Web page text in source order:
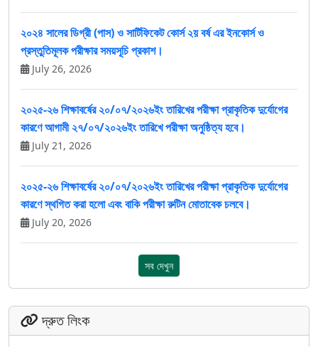
২০২৪ সালের ডিগ্রী (পাস) ও সার্টিফিকেট কোর্স ২য় বর্ষ এর ইনকোর্স ও
প্রস্তুতিমূলক পরীক্ষার সময়সূচি প্রকাশ।
July 26, 2026
২০২৫-২৬ শিক্ষাবর্ষের ২০/০৭/২০২৬ইং তারিখের পরীক্ষা প্রাকৃতিক দুর্যোগের
কারণে আগামী ২৭/০৭/২০২৬ইং তারিখে পরীক্ষা অনুষ্ঠিত্য হবে।
July 21, 2026
২০২৫-২৬ শিক্ষাবর্ষের ২০/০৭/২০২৬ইং তারিখের পরীক্ষা প্রাকৃতিক দুর্যোগের
কারণে স্থগিত করা হলো এবং বাকি পরীক্ষা রুটিন মোতাবেক চলবে।
July 20, 2026
সব দেখুন
দ্রুত লিংক